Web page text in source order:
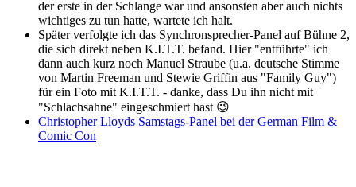
der erste in der Schlange war und ansonsten aber auch nichts
wichtiges zu tun hatte, wartete ich halt.
Später verfolgte ich das Synchronsprecher-Panel auf Bühne 2,
die sich direkt neben K.I.T.T. befand. Hier "entführte" ich
dann auch kurz noch Manuel Straube (u.a. deutsche Stimme
von Martin Freeman und Stewie Griffin aus "Family Guy")
für ein Foto mit K.I.T.T. - danke, dass Du ihn nicht mit
"Schlachsahne" eingeschmiert hast 😉
Christopher Lloyds Samstags-Panel bei der German Film &
Comic Con